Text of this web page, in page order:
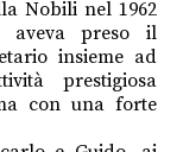
Nobili nel 1962
aveva preso il
insieme ad
prestigiosa
con una forte